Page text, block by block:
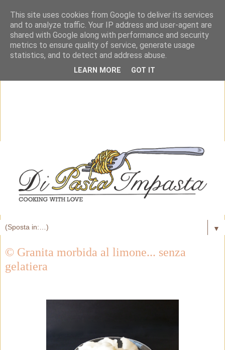
▼
© Granita morbida al limone... senza
gelatiera
This site uses cookies from Google to deliver its services
and to analyze traffic. Your IP address and user-agent are
shared with Google along with performance and security
metrics to ensure quality of service, generate usage
statistics, and to detect and address abuse.
LEARN MORE GOT IT